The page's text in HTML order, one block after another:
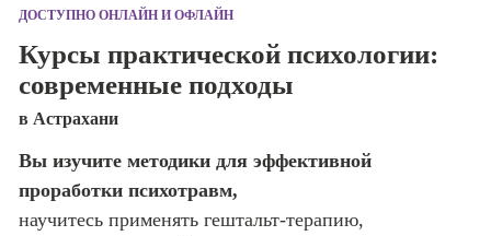
Школа дизайна
Школа нейросетей и
Школа психологии
поисковой
сайтов)
Интернет-
ДОСТУПНО ОНЛАЙН И ОФЛАЙН
Курсы практической психологии:
современные подходы
в Астрахани
Вы изучите методики для эффективной
проработки психотравм,
научитесь применять гештальт-терапию,